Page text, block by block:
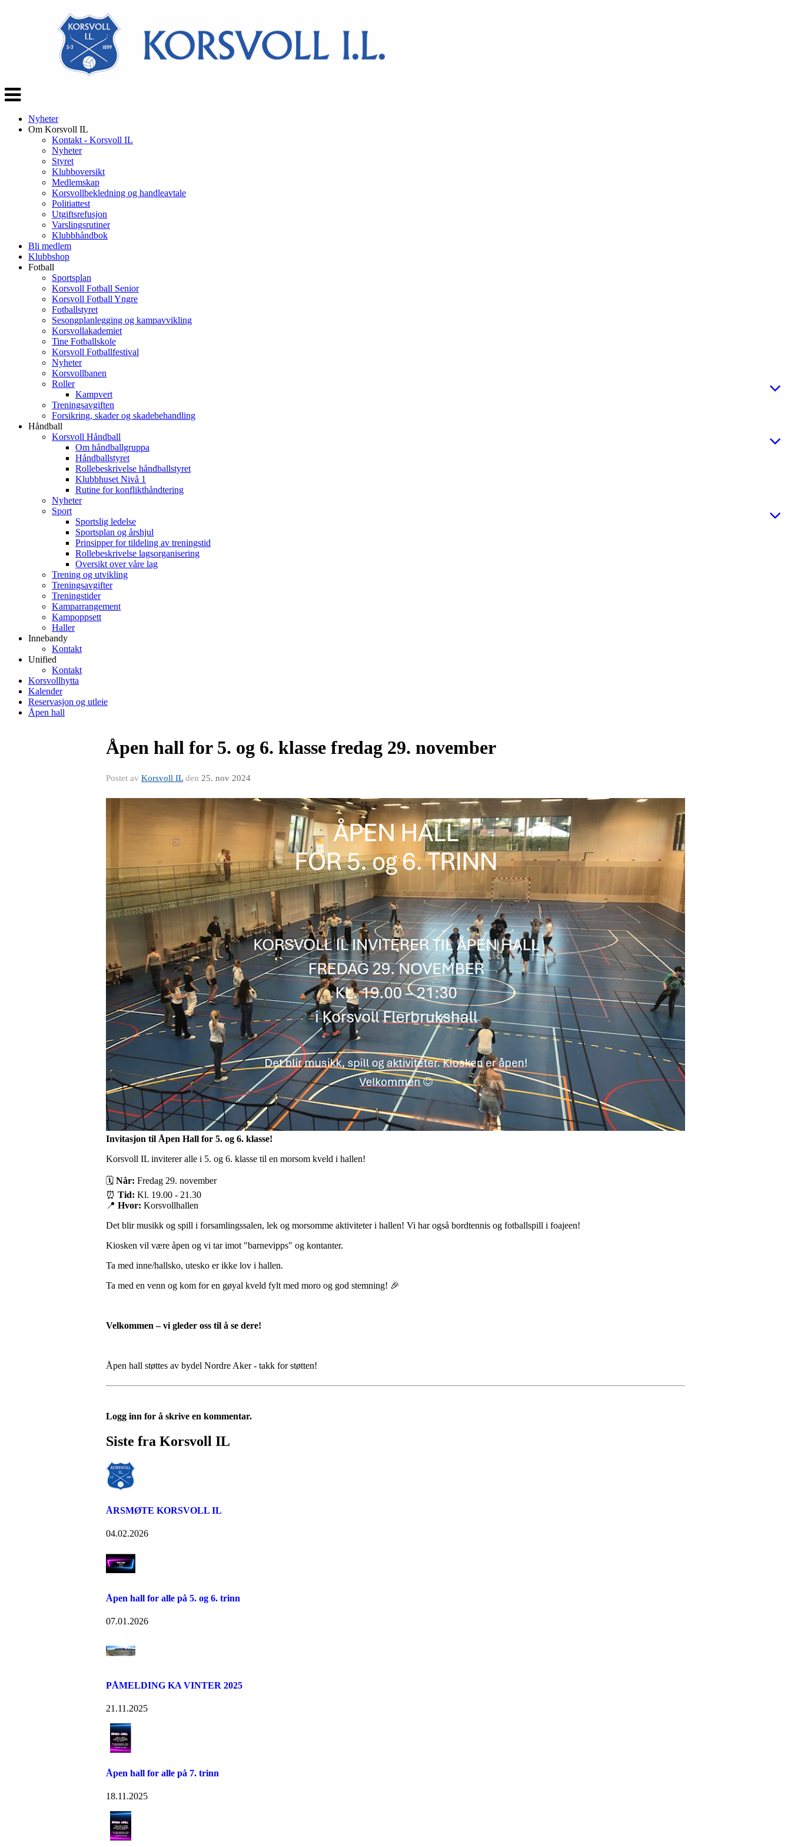
Veksle
navigasjon
Nyheter
Om Korsvoll IL
Kontakt - Korsvoll IL
Nyheter
Styret
Klubboversikt
Medlemskap
Korsvollbekledning og handleavtale
Politiattest
Utgiftsrefusjon
Varslingsrutiner
Klubbhåndbok
Bli medlem
Klubbshop
Fotball
Sportsplan
Korsvoll Fotball Senior
Korsvoll Fotball Yngre
Fotballstyret
Sesongplanlegging og kampavvikling
Korsvollakademiet
Tine Fotballskole
Korsvoll Fotballfestival
Nyheter
Korsvollbanen
Roller
Kampvert
Treningsavgiften
Forsikring, skader og skadebehandling
Håndball
Korsvoll Håndball
Om håndballgruppa
Håndballstyret
Rollebeskrivelse håndballstyret
Klubbhuset Nivå 1
Rutine for konflikthåndtering
Nyheter
Sport
Sportslig ledelse
Sportsplan og årshjul
Prinsipper for tildeling av treningstid
Rollebeskrivelse lagsorganisering
Oversikt over våre lag
Trening og utvikling
Treningsavgifter
Treningstider
Kamparrangement
Kampoppsett
Haller
Innebandy
Kontakt
Unified
Kontakt
Korsvollhytta
Kalender
Reservasjon og utleie
Åpen hall
Åpen hall for 5. og 6. klasse fredag 29. november
Postet av Korsvoll ILden 25. nov 2024
Invitasjon til Åpen Hall for 5. og 6. klasse!
Korsvoll IL inviterer alle i 5. og 6. klasse til en morsom kveld i hallen!
🗓 Når: Fredag 29. november
⏰ Tid: Kl. 19.00 - 21.30
📍 Hvor: Korsvollhallen
Det blir musikk og spill i forsamlingssalen, lek og morsomme aktiviteter i hallen! Vi har også bordtennis og fotballspill i foajeen!
Kiosken vil være åpen og vi tar imot "barnevipps" og kontanter.
Ta med inne/hallsko, utesko er ikke lov i hallen.
Ta med en venn og kom for en gøyal kveld fylt med moro og god stemning! 🎉
Velkommen – vi gleder oss til å se dere!
Åpen hall støttes av bydel Nordre Aker - takk for støtten!
Logg inn for å skrive en kommentar.
Siste fra Korsvoll IL
ÅRSMØTE KORSVOLL IL
04.02.2026
Åpen hall for alle på 5. og 6. trinn
07.01.2026
PÅMELDING KA VINTER 2025
21.11.2025
Åpen hall for alle på 7. trinn
18.11.2025